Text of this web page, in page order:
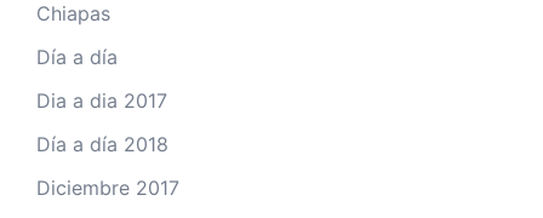
Chiapas
Día a día
Dia a dia 2017
Día a día 2018
Diciembre 2017